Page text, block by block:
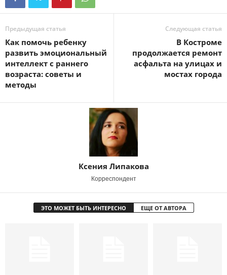
Предыдущая статья
Как помочь ребенку
развить эмоциональный
интеллект с раннего
возраста: советы и
методы
Следующая статья
В Костроме
продолжается ремонт
асфальта на улицах и
мостах города
Ксения Липакова
Корреспондент
ЭТО МОЖЕТ БЫТЬ ИНТЕРЕСНО ЕЩЕ ОТ АВТОРА